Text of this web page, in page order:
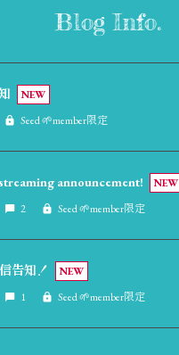
Blog Info.
NEW
Seed 🌱member限定
announcement!
NEW
2 Seed 🌱member限定
告知！
NEW
1 Seed 🌱member限定